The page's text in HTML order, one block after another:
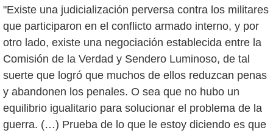
"Existe una judicialización perversa contra los militares
que participaron en el conflicto armado interno, y por
otro lado, existe una negociación establecida entre la
Comisión de la Verdad y Sendero Luminoso, de tal
suerte que logró que muchos de ellos reduzcan penas
y abandonen los penales. O sea que no hubo un
equilibrio igualitario para solucionar el problema de la
guerra. (…) Prueba de lo que le estoy diciendo es que